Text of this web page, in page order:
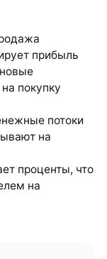
прибыль
покупку
потоки
на
проценты, что
на